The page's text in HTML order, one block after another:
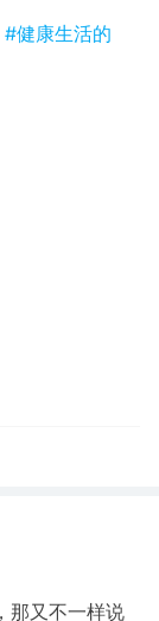
#健康生活的
那又不一样说